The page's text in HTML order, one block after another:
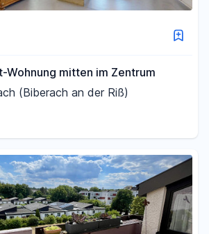
Wohnung mitten im Zentrum
(Biberach an der Riß)